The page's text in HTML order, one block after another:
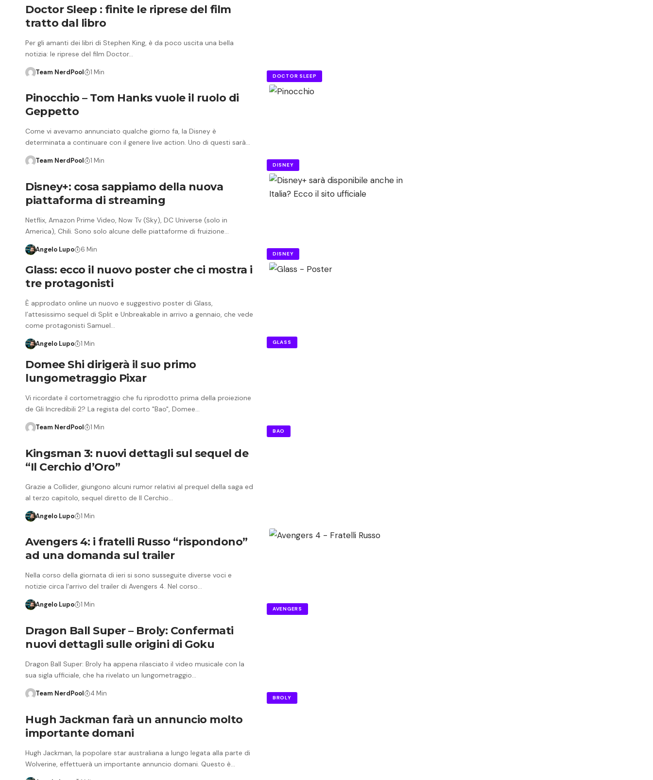
DOCTOR SLEEP
Doctor Sleep : finite le riprese del film
tratto dal libro
Per gli amanti dei libri di Stephen King, è da poco uscita una bella
notizia: le riprese del film Doctor…
Team NerdPool 1 Min
DISNEY
Pinocchio – Tom Hanks vuole il ruolo di
Geppetto
Come vi avevamo annunciato qualche giorno fa, la Disney è
determinata a continuare con il genere live action. Uno di questi sarà…
Team NerdPool 1 Min
DISNEY
Disney+: cosa sappiamo della nuova
piattaforma di streaming
Netflix, Amazon Prime Video, Now Tv (Sky), DC Universe (solo in
America), Chili. Sono solo alcune delle piattaforme di fruizione…
Angelo Lupo 6 Min
GLASS
Glass: ecco il nuovo poster che ci mostra i
tre protagonisti
È approdato online un nuovo e suggestivo poster di Glass,
l’attesissimo sequel di Split e Unbreakable in arrivo a gennaio, che vede
come protagonisti Samuel…
Angelo Lupo 1 Min
BAO
Domee Shi dirigerà il suo primo
lungometraggio Pixar
Vi ricordate il cortometraggio che fu riprodotto prima della proiezione
de Gli Incredibili 2? La regista del corto "Bao", Domee…
Team NerdPool 1 Min
Kingsman 3: nuovi dettagli sul sequel de
“Il Cerchio d’Oro”
Grazie a Collider, giungono alcuni rumor relativi al prequel della saga ed
al terzo capitolo, sequel diretto de Il Cerchio…
Angelo Lupo 1 Min
AVENGERS
Avengers 4: i fratelli Russo “rispondono”
ad una domanda sul trailer
Nella corso della giornata di ieri si sono susseguite diverse voci e
notizie circa l'arrivo del trailer di Avengers 4. Nel corso…
Angelo Lupo 1 Min
BROLY
Dragon Ball Super – Broly: Confermati
nuovi dettagli sulle origini di Goku
Dragon Ball Super: Broly ha appena rilasciato il video musicale con la
sua sigla ufficiale, che ha rivelato un lungometraggio…
Team NerdPool 4 Min
Hugh Jackman farà un annuncio molto
importante domani
Hugh Jackman, la popolare star australiana a lungo legata alla parte di
Wolverine, effettuerà un importante annuncio domani. Questo è…